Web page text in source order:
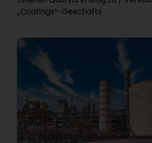
„Coatings“-Geschäfts